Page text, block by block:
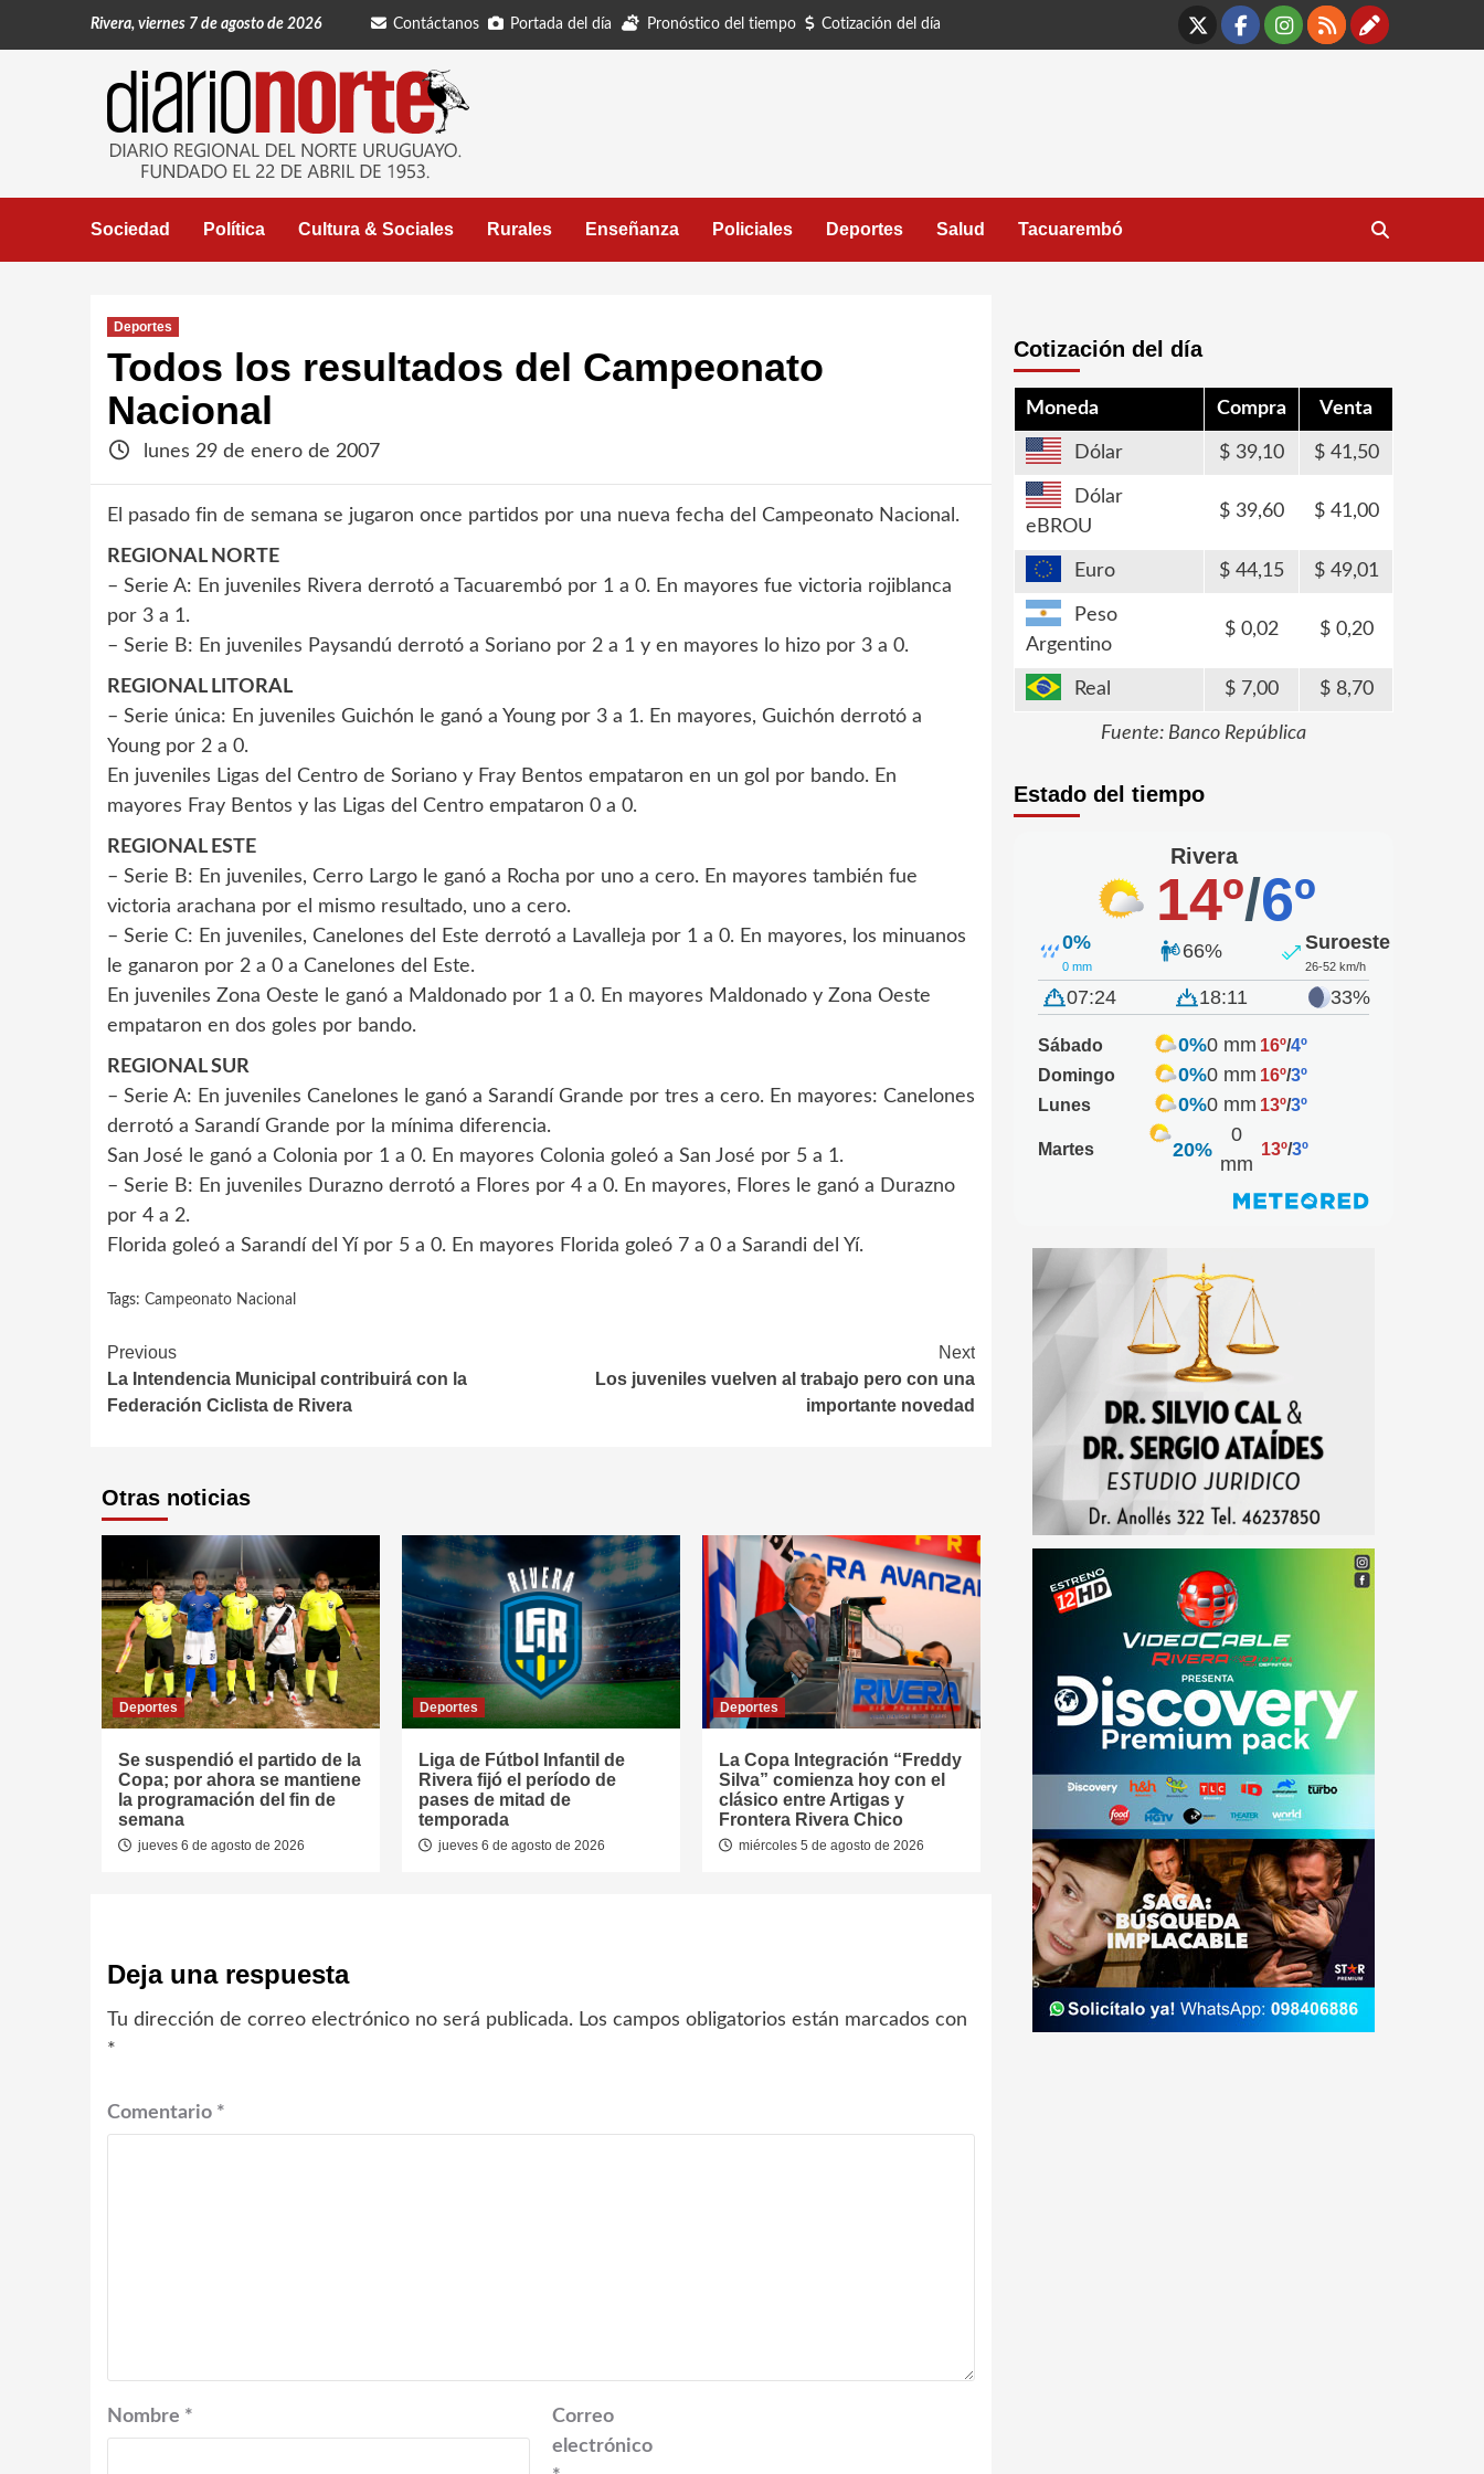
Rivera, viernes 7 de agosto de 2026 Contáctanos Portada del día Pronóstico del tiempo Cotización del día
X Facebook
Instagram
RSS
Sociedad Política Cultura & Sociales Rurales Enseñanza Policiales Deportes Salud Tacuarembó
Deportes
Todos los resultados del Campeonato
Nacional
lunes 29 de enero de 2007
El pasado fin de semana se jugaron once partidos por una nueva fecha del Campeonato Nacional.
REGIONAL NORTE
– Serie A: En juveniles Rivera derrotó a Tacuarembó por 1 a 0. En mayores fue victoria rojiblanca
por 3 a 1.
– Serie B: En juveniles Paysandú derrotó a Soriano por 2 a 1 y en mayores lo hizo por 3 a 0.
REGIONAL LITORAL
– Serie única: En juveniles Guichón le ganó a Young por 3 a 1. En mayores, Guichón derrotó a
Young por 2 a 0.
En juveniles Ligas del Centro de Soriano y Fray Bentos empataron en un gol por bando. En
mayores Fray Bentos y las Ligas del Centro empataron 0 a 0.
REGIONAL ESTE
– Serie B: En juveniles, Cerro Largo le ganó a Rocha por uno a cero. En mayores también fue
victoria arachana por el mismo resultado, uno a cero.
– Serie C: En juveniles, Canelones del Este derrotó a Lavalleja por 1 a 0. En mayores, los minuanos
le ganaron por 2 a 0 a Canelones del Este.
En juveniles Zona Oeste le ganó a Maldonado por 1 a 0. En mayores Maldonado y Zona Oeste
empataron en dos goles por bando.
REGIONAL SUR
– Serie A: En juveniles Canelones le ganó a Sarandí Grande por tres a cero. En mayores: Canelones
derrotó a Sarandí Grande por la mínima diferencia.
San José le ganó a Colonia por 1 a 0. En mayores Colonia goleó a San José por 5 a 1.
– Serie B: En juveniles Durazno derrotó a Flores por 4 a 0. En mayores, Flores le ganó a Durazno
por 4 a 2.
Florida goleó a Sarandí del Yí por 5 a 0. En mayores Florida goleó 7 a 0 a Sarandi del Yí.
Tags: Campeonato Nacional
Continue
Reading
Previous
La Intendencia Municipal contribuirá con la
Federación Ciclista de Rivera
Next
Los juveniles vuelven al trabajo pero con una
importante novedad
Otras noticias
Deportes
Se suspendió el partido de la
Copa; por ahora se mantiene
la programación del fin de
semana
jueves 6 de agosto de 2026
Deportes
Liga de Fútbol Infantil de
Rivera fijó el período de
pases de mitad de
temporada
jueves 6 de agosto de 2026
Deportes
La Copa Integración “Freddy
Silva” comienza hoy con el
clásico entre Artigas y
Frontera Rivera Chico
miércoles 5 de agosto de 2026
Deja una respuesta
Tu dirección de correo electrónico no será publicada. Los campos obligatorios están marcados con
*
Comentario *
Nombre *
Correo
electrónico
Cotización del día
Moneda Compra Venta
Dólar 39,10 41,50
Dólar
eBROU
39,60 41,00
Euro 44,15 49,01
Peso
Argentino
0,02 0,20
Real 7,00 8,70
Fuente: Banco República
Estado del tiempo
Rivera
14º/6º
0%
0 mm
66% Suroeste
26-52 km/h
07:24 18:11 33%
Sábado 0%0 mm 16º/4º
Domingo
0%0 mm 16º/3º
Lunes
0%0 mm 13º/3º
Martes 20%
0
mm
13º/3º